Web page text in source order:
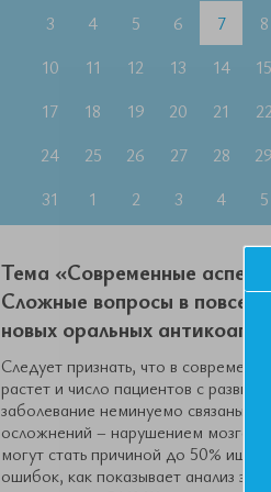
3
4 5 6 7 8
10
11 12 13 14 15
17
18 19 20 21 22
24
25 26 27 28 29
31
1 2 3 4 5
Тема «Современные
Сложные вопросы в
новых оральных
Следует признать, что в
растет и число пациентов с
заболевание неминуемо связаны
осложнений – нарушением
могут стать причиной до 50%
ошибок, как показывает анализ